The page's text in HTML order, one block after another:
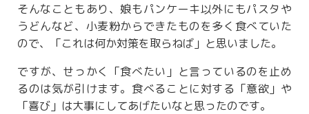
そんなこともあり、娘もパンケーキ以外にもパスタや
うどんなど、小麦粉からできたものを多く食べていた
ので、「これは何か対策を取らねば」と思いました。
ですが、せっかく「食べたい」と言っているのを止め
るのは気が引けます。食べることに対する「意欲」や
「喜び」は大事にしてあげたいなと思ったのです。